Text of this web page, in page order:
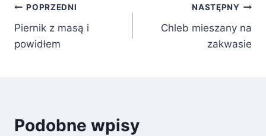
Nawigacja
wpisu
POPRZEDNI
Piernik z masą i
powidłem
NASTĘPNY
Chleb mieszany na
zakwasie
Podobne wpisy